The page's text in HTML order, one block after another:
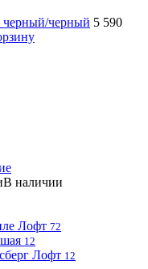
черный/черный 5 590
В наличии
Лофт 72
12
Лофт 12